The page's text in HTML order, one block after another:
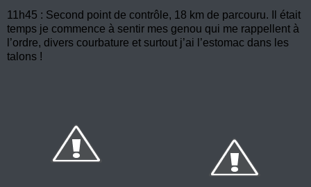
11h45 : Second point de contrôle, 18 km de parcouru. Il était
temps je commence à sentir mes genou qui me rappellent à
l’ordre, divers courbature et surtout j’ai l’estomac dans les
talons !